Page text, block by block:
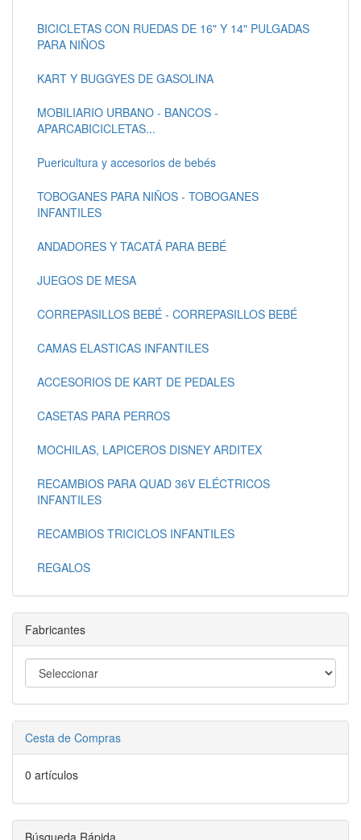
BICICLETAS CON RUEDAS DE 16" Y 14" PULGADAS
PARA NIÑOS
KART Y BUGGYES DE GASOLINA
MOBILIARIO URBANO - BANCOS -
APARCABICICLETAS...
Puericultura y accesorios de bebés
TOBOGANES PARA NIÑOS - TOBOGANES
INFANTILES
ANDADORES Y TACATÁ PARA BEBÉ
JUEGOS DE MESA
CORREPASILLOS BEBÉ - CORREPASILLOS BEBÉ
CAMAS ELASTICAS INFANTILES
ACCESORIOS DE KART DE PEDALES
CASETAS PARA PERROS
MOCHILAS, LAPICEROS DISNEY ARDITEX
RECAMBIOS PARA QUAD 36V ELÉCTRICOS
INFANTILES
RECAMBIOS TRICICLOS INFANTILES
REGALOS
Fabricantes
Cesta de Compras
0 artículos